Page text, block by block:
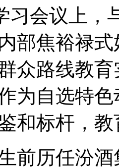
习会议上，
部焦裕禄
众路线教
为自选特
和标杆，
历任汾酒